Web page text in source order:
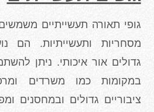
גופי תאורה תעשייתיים
מסחריות ותעשייתיות. הם
גדולים אור איכותי. ניתן
במקומות כמו משרדים
ציבוריים גדולים ובמחסנים